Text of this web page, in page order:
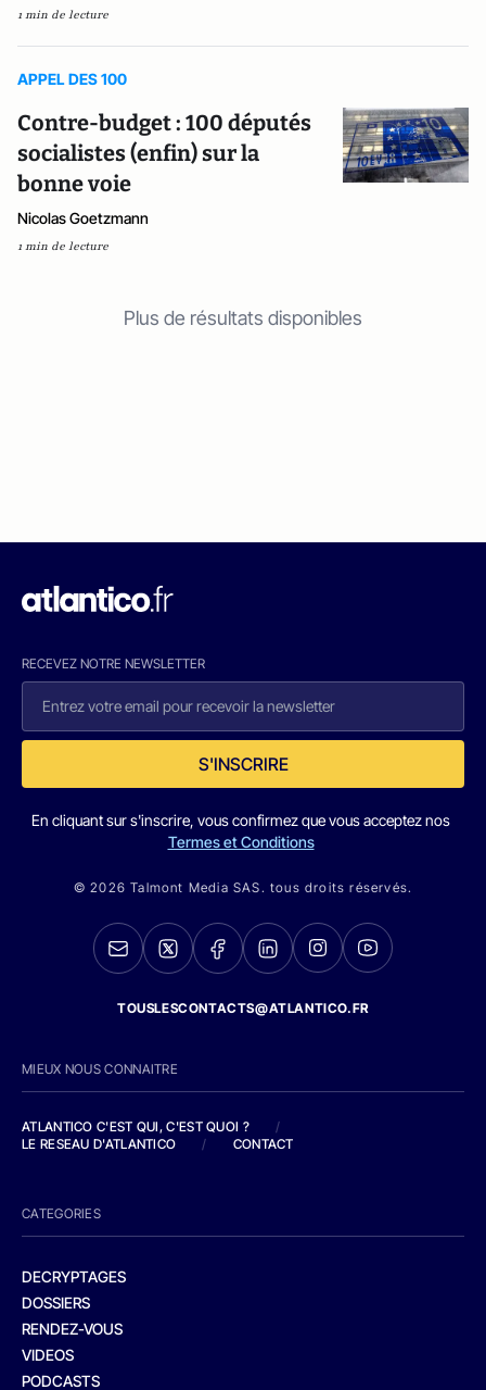
1 min de lecture
APPEL DES 100
Contre-budget : 100 députés
socialistes (enfin) sur la
bonne voie
Nicolas Goetzmann
1 min de lecture
Plus de résultats disponibles
RECEVEZ NOTRE NEWSLETTER
S'INSCRIRE
En cliquant sur s'inscrire, vous confirmez que vous acceptez nos
Termes et Conditions
© 2026 Talmont Media SAS. tous droits réservés.
TOUSLESCONTACTS@ATLANTICO.FR
MIEUX NOUS CONNAITRE
ATLANTICO C'EST QUI, C'EST QUOI ?
/
LE RESEAU D'ATLANTICO
/ CONTACT
CATEGORIES
DECRYPTAGES
DOSSIERS
RENDEZ-VOUS
VIDEOS
PODCASTS